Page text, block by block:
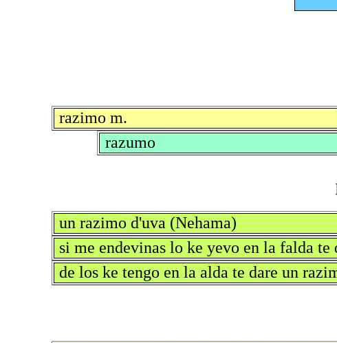
razimo m.
razumo
un razimo d'uva (Nehama)
si me endevinas lo ke yevo en la falda
de los ke tengo en la alda te dare un